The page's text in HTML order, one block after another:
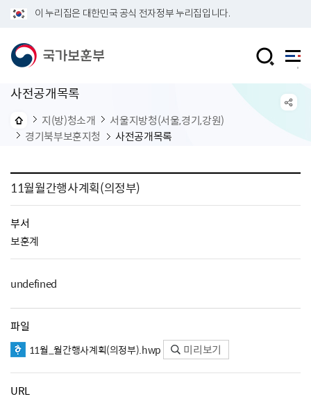
이 누리집은 대한민국 공식 전자정부 누리집입니다.
사전공개목록
지(방)청소개
서울지방청(서울,경기,강원)
경기북부보훈지청
사전공개목록
11월월간행사계획(의정부)
부서
보훈계
undefined
파일
11월_월간행사계획(의정부).hwp 미리보기
URL